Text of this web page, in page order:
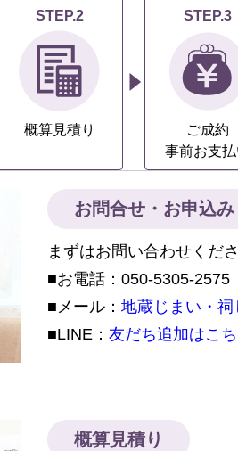
STEP.2
概算見積り
STEP.3
ご成約
事前お支払
お問合せ・お申込み
まずはお問い合わせくだ
■お電話：050-5305-2575
■メール：地蔵じまい・
■LINE：友だち追加はこ
概算見積り